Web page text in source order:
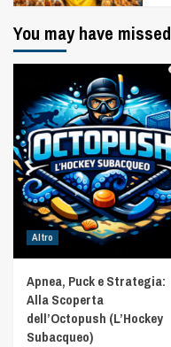
You may have missed
Altro
Apnea, Puck e Strategia:
Alla Scoperta
dell’Octopush (L’Hockey
Subacqueo)